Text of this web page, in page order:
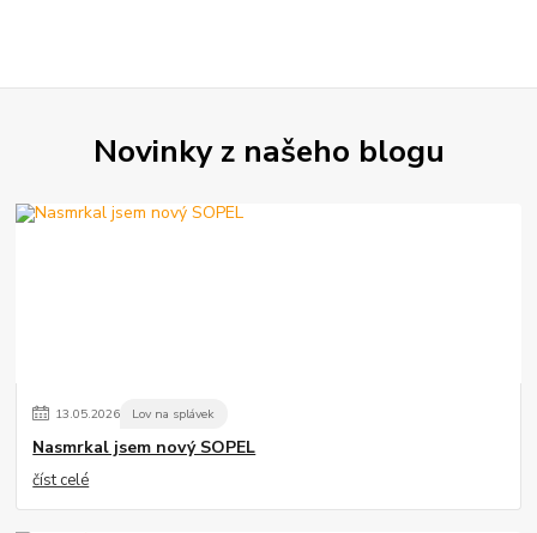
Novinky z našeho blogu
13.05.2026 Lov na splávek
Nasmrkal jsem nový SOPEL
číst celé